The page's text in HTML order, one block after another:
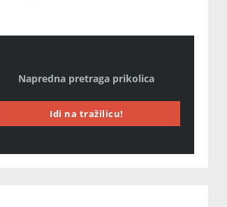
Napredna pretraga prikolica
Idi na tražilicu!